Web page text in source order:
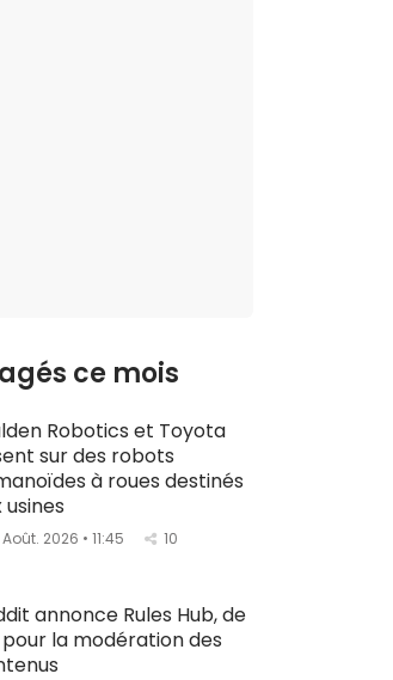
ce mois
Robotics et Toyota
sur des robots
à roues destinés
usines
2026 • 11:45 10
annonce Rules Hub, de
pour la modération des